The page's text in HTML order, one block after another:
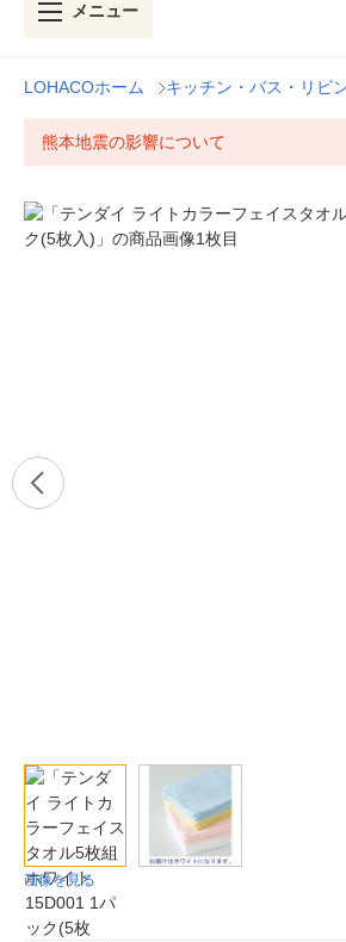
メニュー
LOHACOホーム キッチン・バス・リビ
熊本地震の影響について
画像を見る